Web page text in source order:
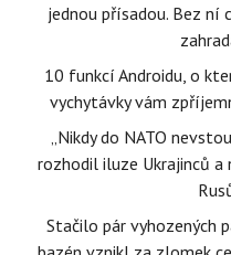
jednou přísadou. Bez ní
10 funkcí Androidu, o
vychytávky vám
„Nikdy do NATO
rozhodil iluze Ukrajinců a
Stačilo pár vyhozených